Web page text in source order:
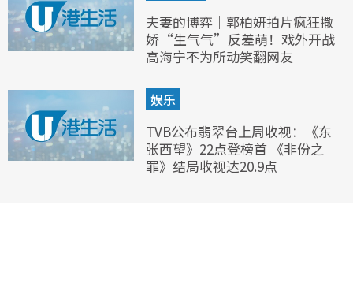
夫妻的博弈｜郭柏妍拍片疯狂撒
娇“生气气”反差萌！戏外开战
高海宁不为所动笑翻网友
娱乐
TVB公布翡翠台上周收视：《东
张西望》22点登榜首 《非份之
罪》结局收视达20.9点